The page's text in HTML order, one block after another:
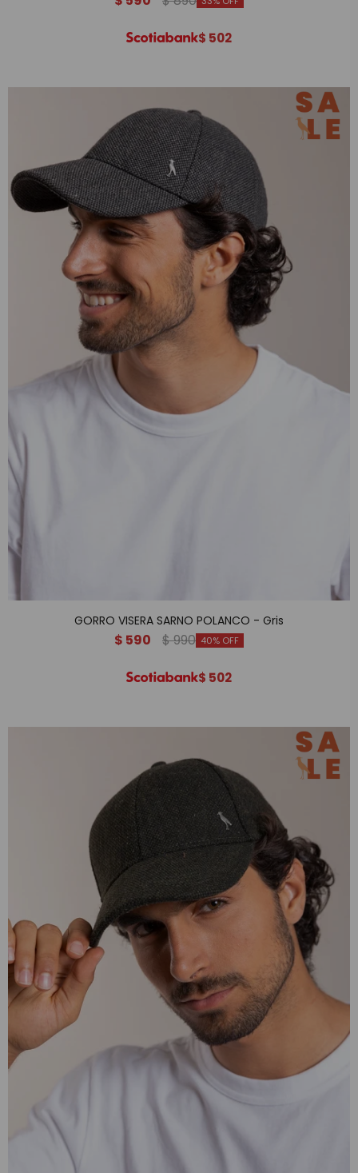
$ 502
GORRO VISERA SARNO POLANCO - Gris
$ 590 $990 40
$ 502